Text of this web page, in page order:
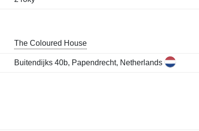
The Coloured House
Buitendijks 40b, Papendrecht, Netherlands